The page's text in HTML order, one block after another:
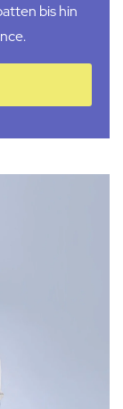
bis hin